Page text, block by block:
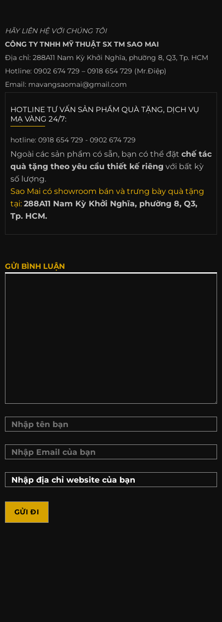
HÃY LIÊN HỆ VỚI CHÚNG TÔI
CÔNG TY TNHH MỸ THUẬT SX TM SAO MAI
Địa chỉ: 288A11 Nam Kỳ Khởi Nghĩa, phường 8, Q3, Tp. HCM
Hotline: 0902 674 729 – 0918 654 729 (Mr.Điệp)
Email: mavangsaomai@gmail.com
HOTLINE TƯ VẤN SẢN PHẨM QUÀ TẶNG, DỊCH VỤ
MẠ VÀNG 24/7:
hotline: 0918 654 729 - 0902 674 729
Ngoài các sản phẩm có sẵn, bạn có thể đặt chế tác
quà tặng theo yêu cầu thiết kế riêng với bất kỳ
số lượng.
Sao Mai có showroom bán và trưng bày quà tặng
tại: 288A11 Nam Kỳ Khởi Nghĩa, phường 8, Q3,
Tp. HCM.
GỬI BÌNH LUẬN